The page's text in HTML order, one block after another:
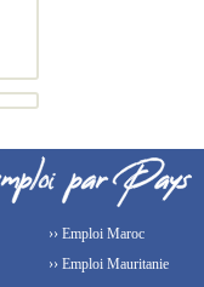
›› Emploi Maroc
›› Emploi Mauritanie